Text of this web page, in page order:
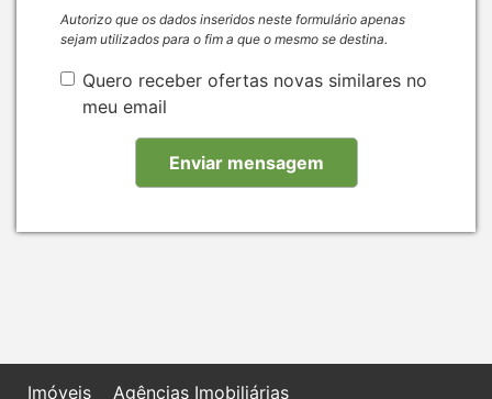
Autorizo que os dados inseridos neste formulário apenas
sejam utilizados para o fim a que o mesmo se destina.
Quero receber ofertas novas similares no
meu email
Imóveis Agências Imobiliárias